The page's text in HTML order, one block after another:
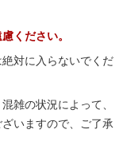
ください。
対に入らないでくだ
雑の状況によって、
いますので、ご了承